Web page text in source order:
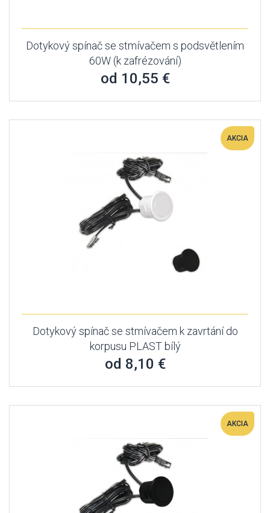
Dotykový spínač se stmívačem s podsvětlením
60W (k zafrézování)
od 10,55 €
AKCIA
Dotykový spínač se stmívačem k zavrtání do
korpusu PLAST bílý
od 8,10 €
AKCIA